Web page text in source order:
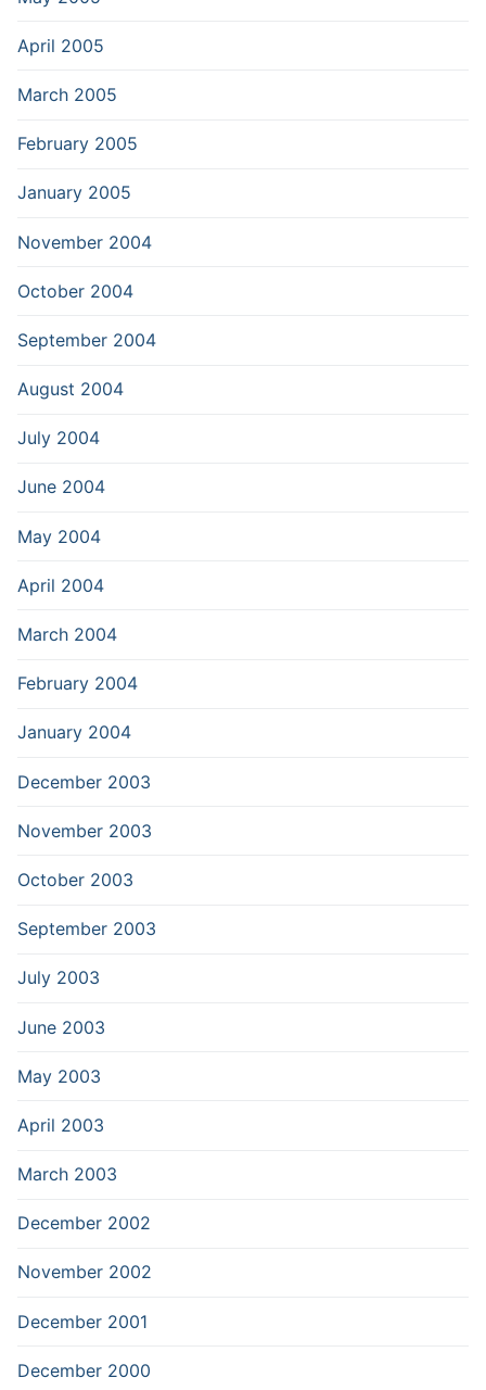
April 2005
March 2005
February 2005
January 2005
November 2004
October 2004
September 2004
August 2004
July 2004
June 2004
May 2004
April 2004
March 2004
February 2004
January 2004
December 2003
November 2003
October 2003
September 2003
July 2003
June 2003
May 2003
April 2003
March 2003
December 2002
November 2002
December 2001
December 2000